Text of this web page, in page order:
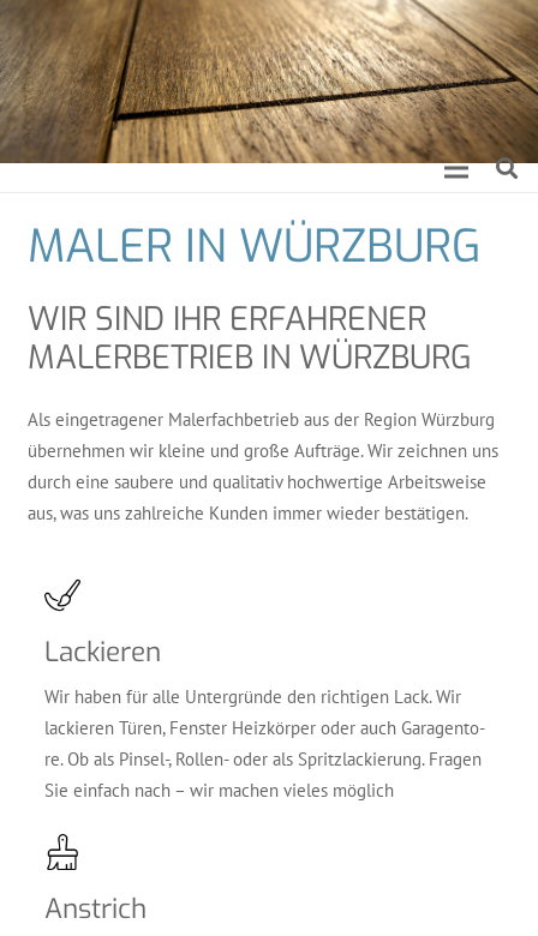
MALER IN WÜRZBURG
WIR SIND IHR ERFAH­RE­NER
MALER­BE­TRIEB IN WÜRZBURG
Als ein­ge­tra­ge­ner Maler­fach­be­trieb aus der Regi­on Würz­burg
über­neh­men wir klei­ne und gro­ße Auf­trä­ge. Wir zeich­nen uns
durch eine sau­be­re und qua­li­ta­tiv hoch­wer­ti­ge Arbeits­wei­se
aus, was uns zahl­rei­che Kun­den immer wie­der bestätigen.
Lackie­ren
Wir haben für alle Unter­grün­de den rich­ti­gen Lack. Wir
lackie­ren Türen, Fens­ter Heiz­kör­per oder auch Gara­gen­to­
re. Ob als Pinsel‑, Rol­len- oder als Spritz­la­ckie­rung. Fra­gen
Sie ein­fach nach – wir machen vie­les möglich
Anstrich